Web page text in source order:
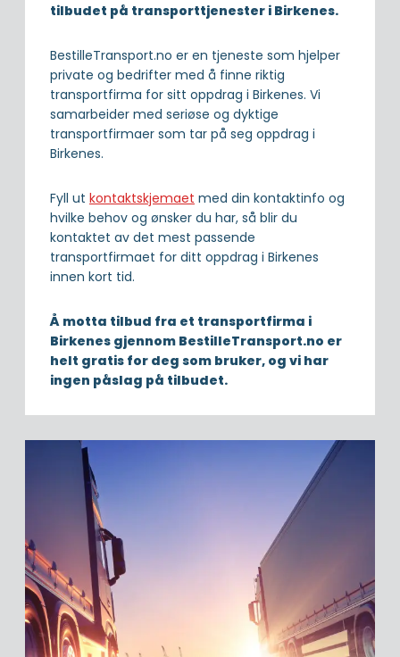
tilbudet på transporttjenester i Birkenes.
BestilleTransport.no er en tjeneste som hjelper
private og bedrifter med å finne riktig
transportfirma for sitt oppdrag i Birkenes. Vi
samarbeider med seriøse og dyktige
transportfirmaer som tar på seg oppdrag i
Birkenes.
Fyll ut kontaktskjemaet med din kontaktinfo og
hvilke behov og ønsker du har, så blir du
kontaktet av det mest passende
transportfirmaet for ditt oppdrag i Birkenes
innen kort tid.
Å motta tilbud fra et transportfirma i
Birkenes gjennom BestilleTransport.no er
helt gratis for deg som bruker, og vi har
ingen påslag på tilbudet.